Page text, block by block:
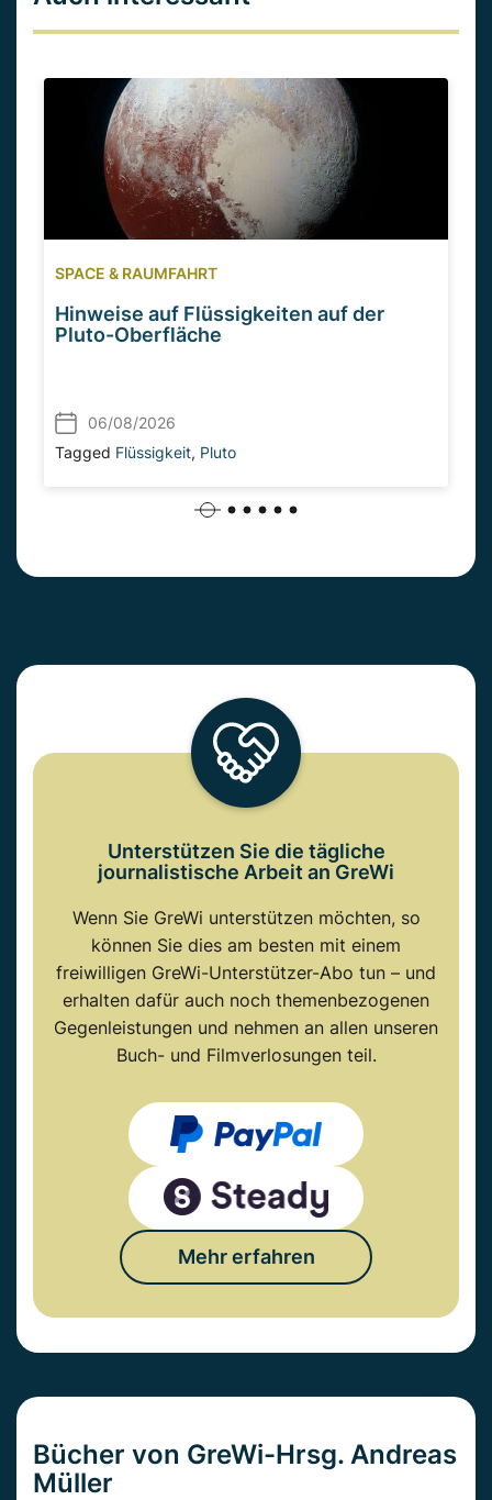
SPACE & RAUMFAHRT
Hinweise auf Flüssigkeiten auf der
Pluto-Oberfläche
06/08/2026
Tagged Flüssigkeit, Pluto
Unterstützen Sie die tägliche
journalistische Arbeit an GreWi
Wenn Sie GreWi unterstützen möchten, so
können Sie dies am besten mit einem
freiwilligen GreWi-Unterstützer-Abo tun – und
erhalten dafür auch noch themenbezogenen
Gegenleistungen und nehmen an allen unseren
Buch- und Filmverlosungen teil.
Mehr erfahren
Bücher von GreWi-Hrsg. Andreas
Müller